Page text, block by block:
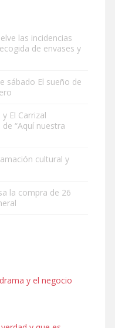
hace menos de un mes,
las incidencias
de envases y
sábado El sueño de
El Carrizal
“Aquí nuestra
cultural y
la compra de 26
y el negocio